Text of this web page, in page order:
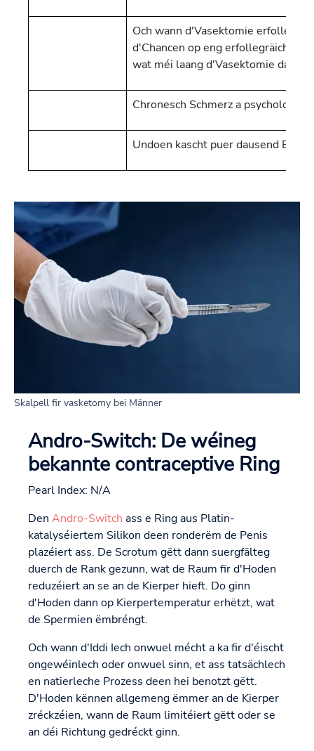
Och wann d'Vasektomie
d'Chancen op eng erfollegräich
wat méi laang d'Vasektomie dauert
Chronesch Schmerz a
Undoen kascht puer dausend Euro
Skalpell fir vasketomy bei Männer
Andro-Switch: De wéineg
bekannte contraceptive Ring
Pearl Index: N/A
Den Andro-Switch ass e Ring aus Platin-
katalyséiertem Silikon deen ronderëm de Penis
plazéiert ass. De Scrotum gëtt dann suergfälteg
duerch de Rank gezunn, wat de Raum fir d'Hoden
reduzéiert an se an de Kierper hieft. Do ginn
d'Hoden dann op Kierpertemperatur erhëtzt, wat
de Spermien ëmbréngt.
Och wann d'Iddi Iech onwuel mécht a ka fir d'éischt
ongewéinlech oder onwuel sinn, et ass tatsächlech
en natierleche Prozess deen hei benotzt gëtt.
D'Hoden kënnen allgemeng ëmmer an de Kierper
zréckzéien, wann de Raum limitéiert gëtt oder se
an déi Richtung gedréckt ginn.